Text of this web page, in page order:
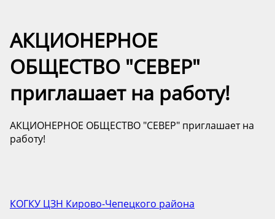
АКЦИОНЕРНОЕ
ОБЩЕСТВО "СЕВЕР"
приглашает на работу!
АКЦИОНЕРНОЕ ОБЩЕСТВО "СЕВЕР" приглашает на
работу!
КОГКУ ЦЗН Кирово-Чепецкого района